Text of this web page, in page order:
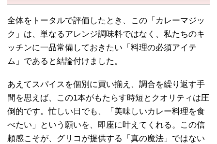
全体をトータルで評価したとき、この「カレーマジッ
ク」は、単なるアレンジ調味料ではなく、私たちのキ
ッチンに一品常備しておきたい「料理の必須アイテ
ム」であると結論付けました。
あえてスパイスを個別に買い揃え、調合を繰り返す手
間を思えば、この1本がもたらす時短とクオリティは圧
倒的です。忙しい日でも、「美味しいカレー料理を食
べたい」という願いを、即座に叶えてくれる。この信
頼感こそが、グリコが提供する「真の魔法」ではない